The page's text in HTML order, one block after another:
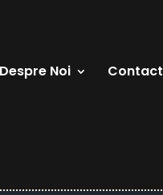
Despre Noi Contact